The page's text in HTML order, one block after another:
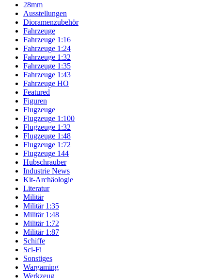
28mm
Ausstellungen
Dioramenzubehör
Fahrzeuge
Fahrzeuge 1:16
Fahrzeuge 1:24
Fahrzeuge 1:32
Fahrzeuge 1:35
Fahrzeuge 1:43
Fahrzeuge HO
Featured
Figuren
Flugzeuge
Flugzeuge 1:100
Flugzeuge 1:32
Flugzeuge 1:48
Flugzeuge 1:72
Flugzeuge 144
Hubschrauber
Industrie News
Kit-Archäologie
Literatur
Militär
Militär 1:35
Militär 1:48
Militär 1:72
Militär 1:87
Schiffe
Sci-Fi
Sonstiges
Wargaming
Werkzeug